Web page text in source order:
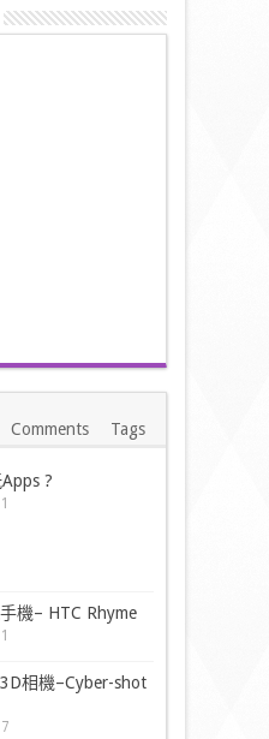
Comments Tags
?
機– HTC Rhyme
相機–Cyber-shot